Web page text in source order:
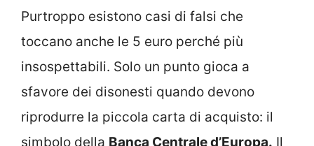
Purtroppo esistono casi di falsi che
toccano anche le 5 euro perché più
insospettabili. Solo un punto gioca a
sfavore dei disonesti quando devono
riprodurre la piccola carta di acquisto: il
simbolo della Banca Centrale d’Europa. Il